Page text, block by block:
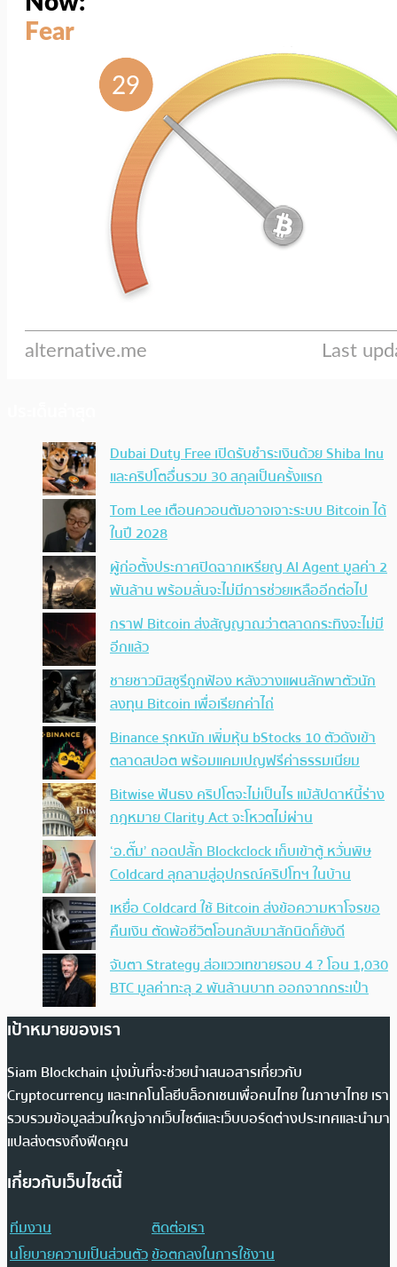
Dubai Duty Free เปิดรับชำระเงินด้วย Shiba Inu
และคริปโตอื่นรวม 30 สกุลเป็นครั้งแรก
Tom Lee เตือนควอนตัมอาจเจาะระบบ Bitcoin ได้
ในปี 2028
ผู้ก่อตั้งประกาศปิดฉากเหรียญ AI Agent มูลค่า 2
พันล้าน พร้อมลั่นจะไม่มีการช่วยเหลืออีกต่อไป
กราฟ Bitcoin ส่งสัญญาณว่าตลาดกระทิงจะไม่มี
อีกแล้ว
ชายชาวมิสซูรีถูกฟ้อง หลังวางแผนลักพาตัวนัก
ลงทุน Bitcoin เพื่อเรียกค่าไถ่
Binance รุกหนัก เพิ่มหุ้น bStocks 10 ตัวดังเข้า
ตลาดสปอต พร้อมแคมเปญฟรีค่าธรรมเนียม
Bitwise ฟันธง คริปโตจะไม่เป็นไร แม้สัปดาห์นี้ร่าง
กฎหมาย Clarity Act จะโหวตไม่ผ่าน
‘อ.ตั๊ม’ ถอดปลั้ก Blockclock เก็บเข้าตู้ หวั่นพิษ
Coldcard ลุกลามสู่อุปกรณ์คริปโทฯ ในบ้าน
เหยื่อ Coldcard ใช้ Bitcoin ส่งข้อความหาโจรขอ
คืนเงิน ตัดพ้อชีวิตโอนกลับมาสักนิดก็ยังดี
จับตา Strategy ส่อแววเทขายรอบ 4 ? โอน 1,030
BTC มูลค่าทะลุ 2 พันล้านบาท ออกจากกระเป๋า
เป้าหมายของเรา
Siam Blockchain มุ่งมั่นที่จะช่วยนำเสนอสารเกี่ยวกับ
Cryptocurrency และเทคโนโลยีบล็อกเชนเพื่อคนไทย ในภาษาไทย เรา
รวบรวมข้อมูลส่วนใหญ่จากเว็บไซต์และเว็บบอร์ดต่างประเทศและนำมา
แปลส่งตรงถึงฟีดคุณ
เกี่ยวกับเว็บไซต์นี้
ทีมงาน
ติดต่อเรา
นโยบายความเป็นส่วนตัวข้อตกลงในการใช้งาน